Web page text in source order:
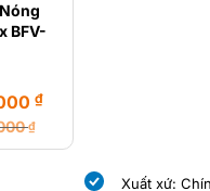
BFV-
₫
₫
Xuất xứ: